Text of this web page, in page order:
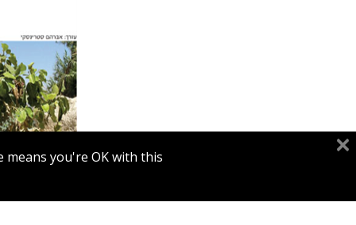
you're OK with this.